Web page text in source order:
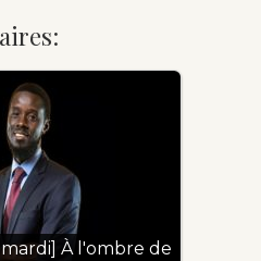
À l'ombre de